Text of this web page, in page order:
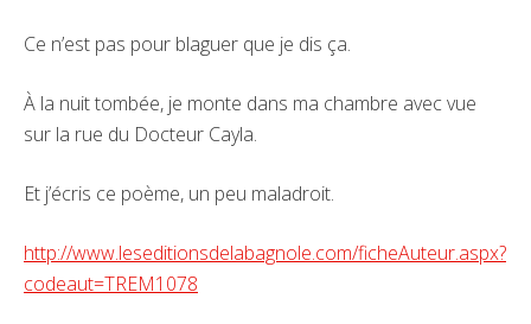
Ce n’est pas pour blaguer que je dis ça.
À la nuit tombée, je monte dans ma chambre avec vue
sur la rue du Docteur Cayla.
Et j’écris ce poème, un peu maladroit.
http://www.leseditionsdelabagnole.com/ficheAuteur.aspx?
codeaut=TREM1078